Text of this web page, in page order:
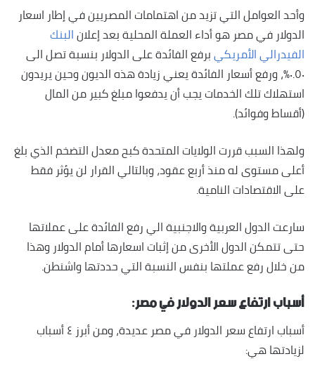
وأحد العوامل التي تزيد من اهتمامات المصريين في إطار اسعار
الدولار في مصر هو أداء العملة المحلية بعد إعلانالبنك
الفيدرالي الأمريكيبرفع الفائدة على الدولار بنسبة تصل الى
٠.٥٠٪، ورفع أسعار الفائدة يعني زيادة هذه الديون وحين يريدون
استهلاك تلك الخدمات يجب أن يدفعوا مبلغ كبير من المال
(أقساط وفوائد).
ولهذا السبب قررت الولايات المتحدة كبح معدل التضخم الذي بلغ
أعلى مستوى له منذ أربع عقود، وبالتالي القرار لن يؤثر فقط
على الاقتصادات النامية.
سارعت الدول العربية والاجنبية الي رفع الفائدة على عملاتها
حتى تتمكن الدول الأخرى من إثبات اسعارها أمام الدولار وهذا
من خلال رفع عملتها بنفس النسبة التي حددتها واشنطن.
أسباب ارتفاع سعر الدولار في مصر:
أسباب ارتفاع سعر الدولار في مصر عديدة، ومن أبرز ٤ أسباب
لزيادتها هي: